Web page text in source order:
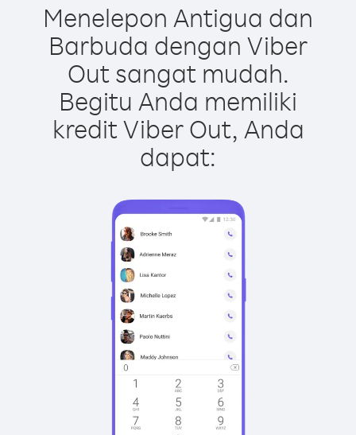
Menelepon Antigua dan
Barbuda dengan Viber
Out sangat mudah.
Begitu Anda memiliki
kredit Viber Out, Anda
dapat: